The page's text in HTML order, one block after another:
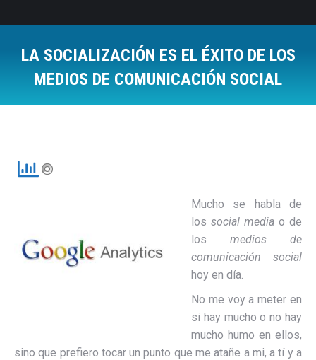
LA SOCIALIZACIÓN ES EL ÉXITO DE LOS
MEDIOS DE COMUNICACIÓN SOCIAL
Mucho se habla de
los social media o de
los medios de
comunicación social
hoy en día.
No me voy a meter en
si hay mucho o no hay
mucho humo en ellos,
sino que prefiero tocar un punto que me atañe a mi, a tí y a